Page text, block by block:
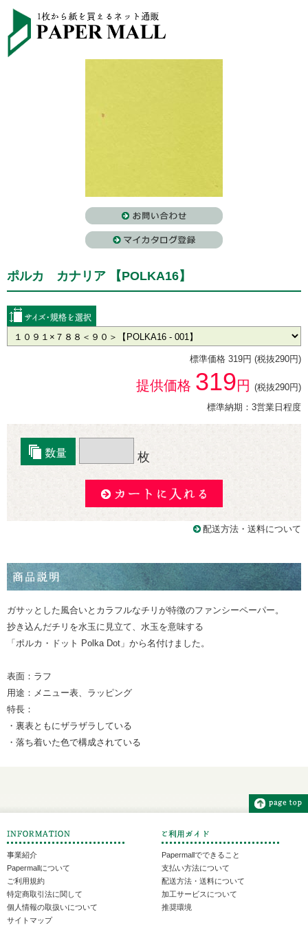
ポルカ カナリア 【POLKA16】
標準価格 319円 (税抜290円)
提供価格 319円 (税抜290円)
標準納期：3営業日程度
枚
配送方法・送料について
ガサッとした風合いとカラフルなチリが特徴のファンシーペーパー。
抄き込んだチリを水玉に見立て、水玉を意味する
「ポルカ・ドット Polka Dot」から名付けました。
表面：ラフ
用途：メニュー表、ラッピング
特長：
・裏表ともにザラザラしている
・落ち着いた色で構成されている
事業紹介
Papermallについて
ご利用規約
特定商取引法に関して
個人情報の取扱いについて
サイトマップ
Papermallでできること
支払い方法について
配送方法・送料について
加工サービスについて
推奨環境